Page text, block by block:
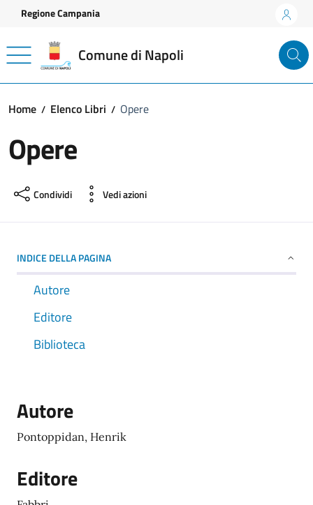
Vai ai contenuti
Vai al footer
Regione Campania
Comune di Napoli
Home Elenco Libri Opere
Opere
Condividi Vedi azioni
INDICE DELLA PAGINA
Autore
Editore
Biblioteca
Autore
Pontoppidan, Henrik
Editore